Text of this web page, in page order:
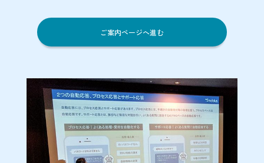
ご案内ページへ進む